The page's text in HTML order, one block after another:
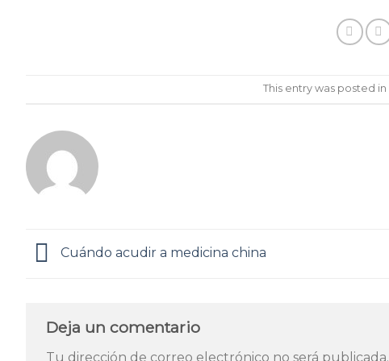
This entry was posted in
Cuándo acudir a medicina china
Deja un comentario
Tu dirección de correo electrónico no será publicada.